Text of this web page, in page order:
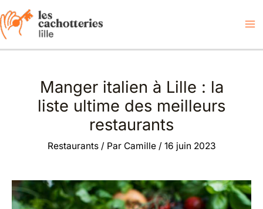
Aller
au
contenu
Manger italien à Lille : la
liste ultime des meilleurs
restaurants
Restaurants/ Par Camille / 16 juin 2023